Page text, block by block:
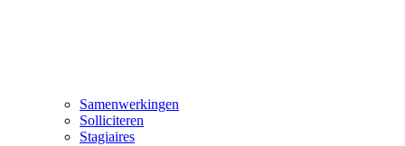
Samenwerkingen
Solliciteren
Stagiaires